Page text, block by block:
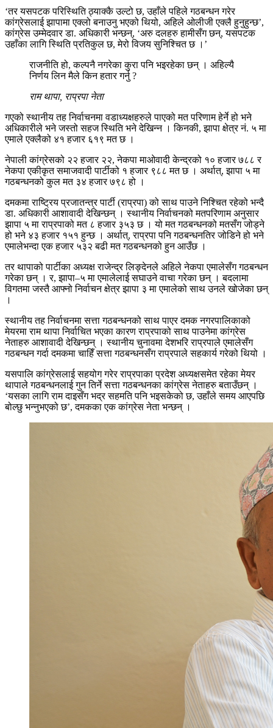
‘तर यसपटक परिस्थिति ठ्याक्कै उल्टो छ, उहाँले पहिले गठबन्धन गरेर
कांग्रेसलाई झापामा एक्लो बनाउनु भएको थियो, अहिले ओलीजी एक्लै हुनुहुन्छ’,
कांग्रेस उम्मेदवार डा. अधिकारी भन्छन्, ‘अरु दलहरु हामीसँग छन्, यसपटक
उहाँका लागि स्थिति प्रतिकुल छ, मेरो विजय सुनिश्चित छ ।’
राजनीति हो, कल्पनै नगरेका कुरा पनि भइरहेका छन् । अहिल्यै
निर्णय लिन मैले किन हतार गर्नु ?
राम थापा, राप्रपा नेता
गएको स्थानीय तह निर्वाचनमा वडाध्यक्षहरुले पाएको मत परिणाम हेर्ने हो भने
अधिकारीले भने जस्तो सहज स्थिति भने देखिन्न । किनकी, झापा क्षेत्र नं. ५ मा
एमाले एक्लैको ४१ हजार ६१९ मत छ ।
नेपाली कांग्रेसको २२ हजार २२, नेकपा माओवादी केन्द्रको १० हजार ७८८ र
नेकपा एकीकृत समाजवादी पार्टीको १ हजार ९८८ मत छ । अर्थात्, झापा ५ मा
गठबन्धनको कुल मत ३४ हजार ७९८ हो ।
दमकमा राष्ट्रिय प्रजातन्त्र पार्टी (राप्रपा) को साथ पाउने निश्चित रहेको भन्दै
डा. अधिकारी आशावादी देखिन्छन् । स्थानीय निर्वाचनको मतपरिणाम अनुसार
झापा ५ मा राप्रपाको मत ८ हजार ३५३ छ । यो मत गठबन्धनको मतसँग जोड्ने
हो भने ४३ हजार १५१ हुन्छ । अर्थात्, राप्रपा पनि गठबन्धनतिर जोडिने हो भने
एमालेभन्दा एक हजार ५३२ बढी मत गठबन्धनको हुन आउँछ ।
तर थापाको पार्टीका अध्यक्ष राजेन्द्र लिङ्देनले अहिले नेकपा एमालेसँग गठबन्धन
गरेका छन् । र, झापा–५ मा एमालेलाई सघाउने वाचा गरेका छन् । बदलामा
विगतमा जस्तै आफ्नो निर्वाचन क्षेत्र झापा ३ मा एमालेको साथ उनले खोजेका छन्
।
स्थानीय तह निर्वाचनमा सत्ता गठबन्धनको साथ पाएर दमक नगरपालिकाको
मेयरमा राम थापा निर्वाचित भएका कारण राप्रपाको साथ पाउनेमा कांग्रेस
नेताहरु आशावादी देखिन्छन् । स्थानीय चुनावमा देशभरि राप्रपाले एमालेसँग
गठबन्धन गर्दा दमकमा चाहिँ सत्ता गठबन्धनसँग राप्रपाले सहकार्य गरेको थियो ।
यसपालि कांग्रेसलाई सहयोग गरेर राप्रपाका प्रदेश अध्यक्षसमेत रहेका मेयर
थापाले गठबन्धनलाई गुन तिर्ने सत्ता गठबन्धनका कांग्रेस नेताहरु बताउँछन् ।
‘यसका लागि राम दाइसँग भद्र सहमति पनि भइसकेको छ, उहाँले समय आएपछि
बोल्छु भन्नुभएको छ’, दमकका एक कांग्रेस नेता भन्छन् ।